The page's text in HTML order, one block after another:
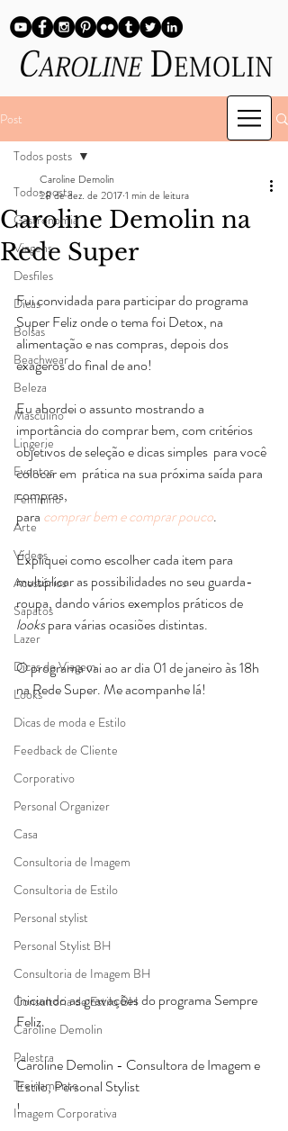
Post
Todos posts
Gastronomia
Viagens
Desfiles
Dicas
Bolsas
Beachwear
Beleza
Masculino
Lingerie
Eventos
Feminino
Arte
Vídeos
Acessórios
Sapatos
Lazer
Dicas de Viagem
Looks
Dicas de moda e Estilo
Feedback de Cliente
Corporativo
Personal Organizer
Casa
Consultoria de Imagem
Consultoria de Estilo
Personal stylist
Personal Stylist BH
Consultoria de Imagem BH
Consultoria de Estilo BH
Caroline Demolin
Palestra
Treinamento
Imagem Corporativa
Todos posts
Caroline Demolin na
Rede Super
Caroline Demolin
28 de dez. de 20171 min de leitura
Fui convidada para participar do programa
Super Feliz onde o tema foi Detox, na
alimentação e nas compras, depois dos
exageros do final de ano!
Eu abordei o assunto mostrando a
importância do comprar bem, com critérios
objetivos de seleção e dicas simples  para você
colocar em  prática na sua próxima saída para
compras,
para comprar bem e comprar pouco.
Expliquei como escolher cada item para
multiplicar as possibilidades no seu guarda-
roupa, dando vários exemplos práticos de
looks para várias ocasiões distintas.
O programa vai ao ar dia 01 de janeiro às 18h
na Rede Super. Me acompanhe lá!
Iniciando as gravações do programa Sempre
Feliz.
Caroline Demolin - Consultora de Imagem e
Estilo, Personal Stylist
!